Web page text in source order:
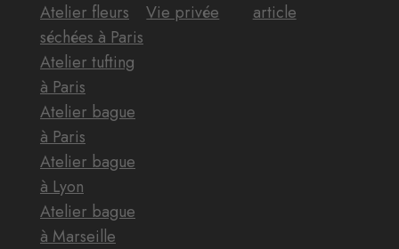
Atelier fleurs
séchées à Paris
Atelier tufting
à Paris
Atelier bague
à Paris
Atelier bague
à Lyon
Atelier bague
à Marseille
Vie privée
article